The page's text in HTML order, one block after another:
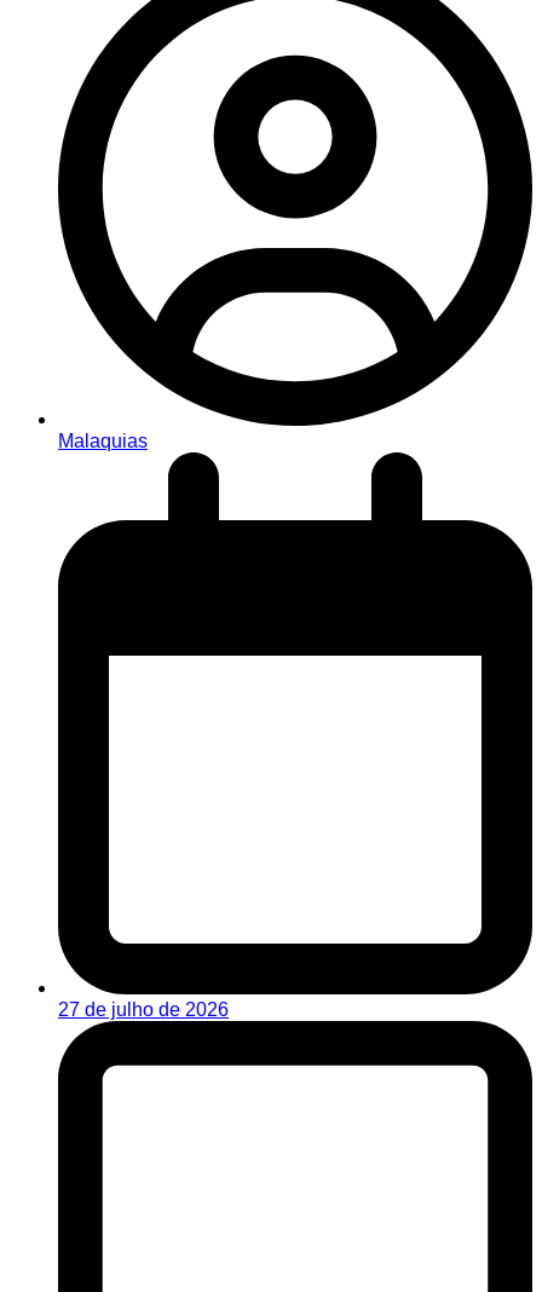
Malaquias
27 de julho de 2026